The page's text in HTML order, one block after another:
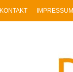
KONTAKT IMPRESSUM